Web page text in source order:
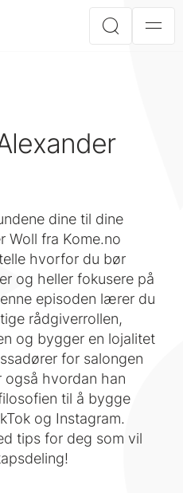
dine til dine
Woll fra Kome.no
hvorfor du bør
og heller fokusere på
episoden lærer du
rådgiverrollen,
og bygger en lojalitet
for salongen
også hvordan han
til å bygge
og Instagram.
tips for deg som vil